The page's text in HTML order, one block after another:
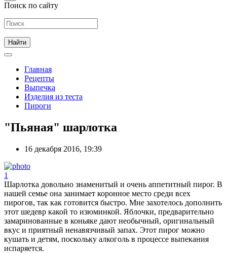
Поиск по сайту
Главная
Рецепты
Выпечка
Изделия из теста
Пироги
"Пьяная" шарлотка
16 декабря 2016, 19:39
1
Шарлотка довольно знаменитый и очень аппетитный пирог. В
нашей семье она занимает коронное место среди всех
пирогов, так как готовится быстро. Мне захотелось дополнить
этот шедевр какой то изюминкой. Яблочки, предварительно
замаринованные в коньяке дают необычный, оригинальный
вкус и приятный ненавязчивый запах. Этот пирог можно
кушать и детям, поскольку алкоголь в процессе выпекания
испаряется.